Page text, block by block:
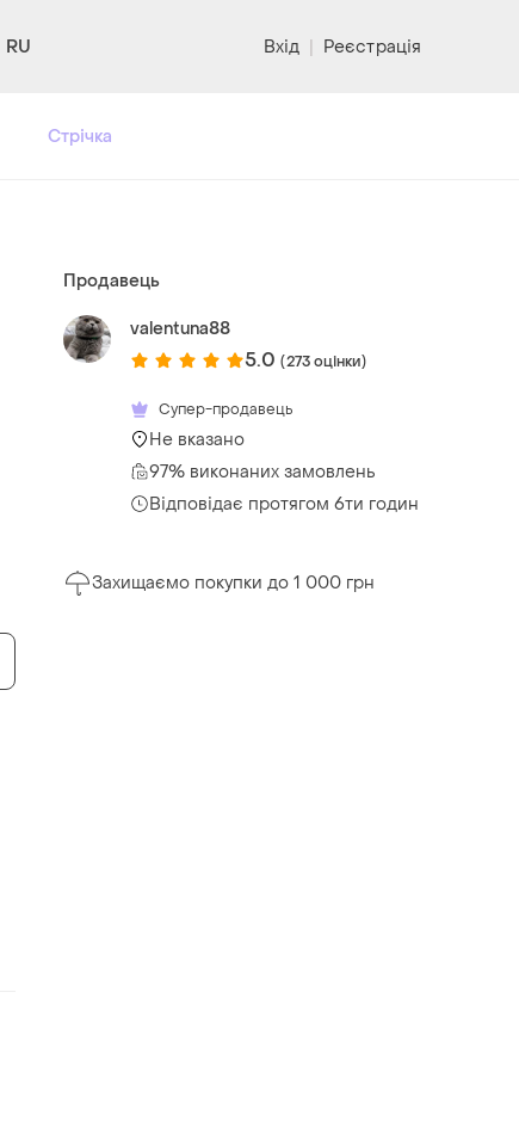
RU Вхід | Реєстрація
Стрічка
Продавець
valentuna88
5.0 (273 оцінки)
Супер-продавець
Не вказано
97% виконаних замовлень
Відповідає протягом 6ти годин
Захищаємо покупки до 1 000 грн